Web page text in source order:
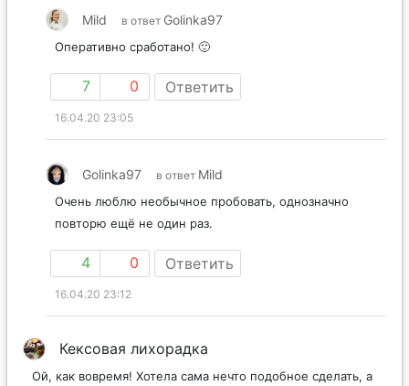
Mild в ответ Golinka97
Оперативно сработано! 🙂
7 0 Ответить
16.04.20 23:05
Golinka97 в ответ Mild
Очень люблю необычное пробовать, однозначно
повторю ещё не один раз.
4 0 Ответить
16.04.20 23:12
Кексовая лихорадка
Ой, как вовремя! Хотела сама нечто подобное сделать, а